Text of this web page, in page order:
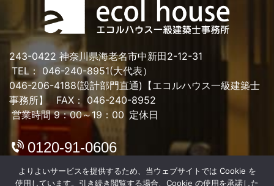
243-0422 神奈川県海老名市中新田2-12-31
TEL： 046-240-8951(大代表）
046-206-4188(設計部門直通)【エコルハウス一級建築士
事務所】
FAX： 046-240-8952
営業時間 9：00～19：00 定休日
0120-91-0606
よりよいサービスを提供するため、当ウェブサイトでは Cookie を
使用しています。引き続き閲覧する場合、Cookie の使用を承諾した